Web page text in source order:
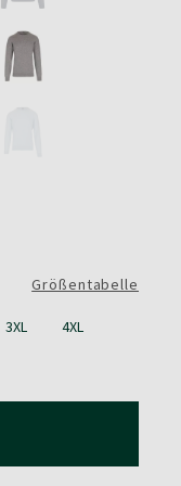
Größentabelle
3XL 4XL